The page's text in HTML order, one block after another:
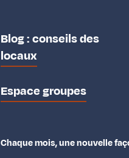
Blog : conseils des
locaux
Espace groupes
Chaque mois, une nouvelle